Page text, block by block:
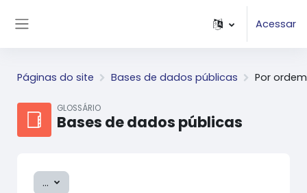
Acessar
Páginas do site Bases de dados públicas Por
GLOSSÁRIO
Bases de dados públicas
... Exportar itens